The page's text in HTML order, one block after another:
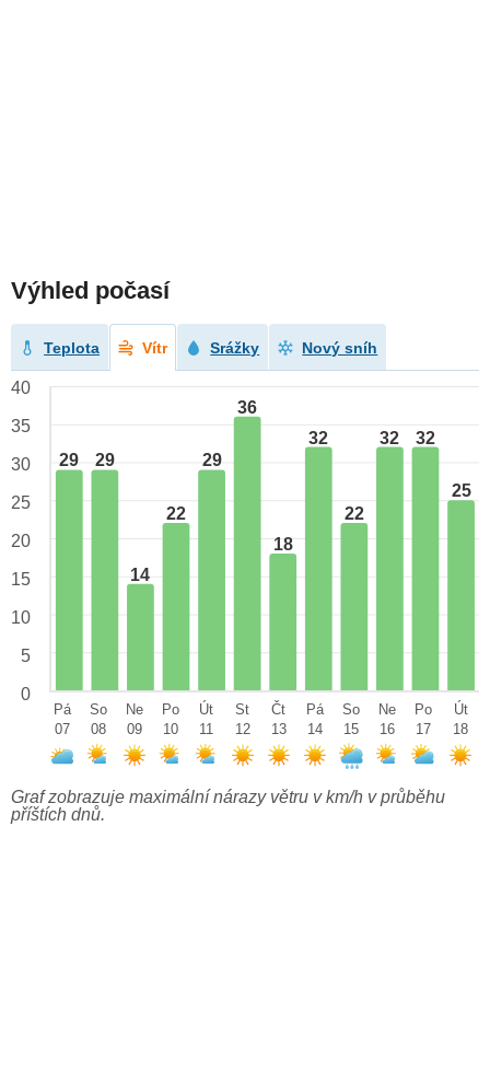
Výhled počasí
Teplota Vítr Srážky Nový sníh
29 29
14
22
29
36
18
32
22
32 32
25
40
35
30
25
20
15
10
5
0
Pá
07
So
08
Ne
09
Po
10
Út
11
St
12
Čt
13
Pá
14
So
15
Ne
16
Po
17
Út
18
Graf zobrazuje maximální nárazy větru v km/h v průběhu
příštích dnů.